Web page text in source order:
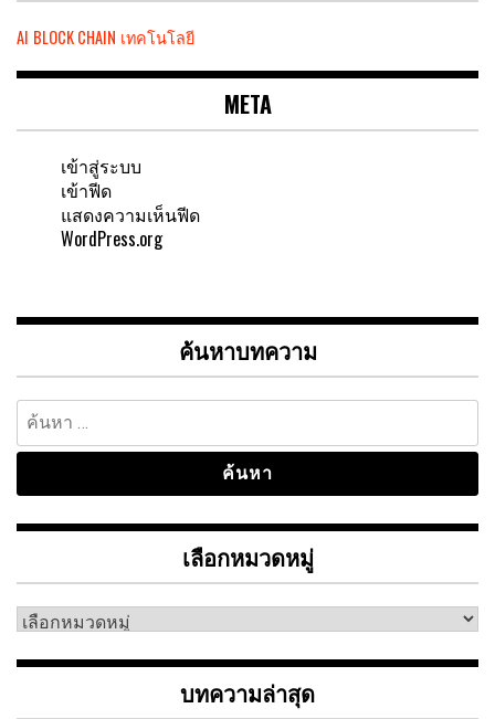
AI BLOCK CHAIN เทคโนโลยี
META
เข้าสู่ระบบ
เข้าฟีด
แสดงความเห็นฟีด
WordPress.org
ค้นหาบทความ
ค้นหา
สำหรับ:
เลือกหมวดหมู่
เลือก
หมู่
บทความล่าสุด